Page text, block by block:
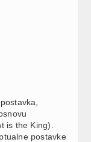
is the King).
postavke